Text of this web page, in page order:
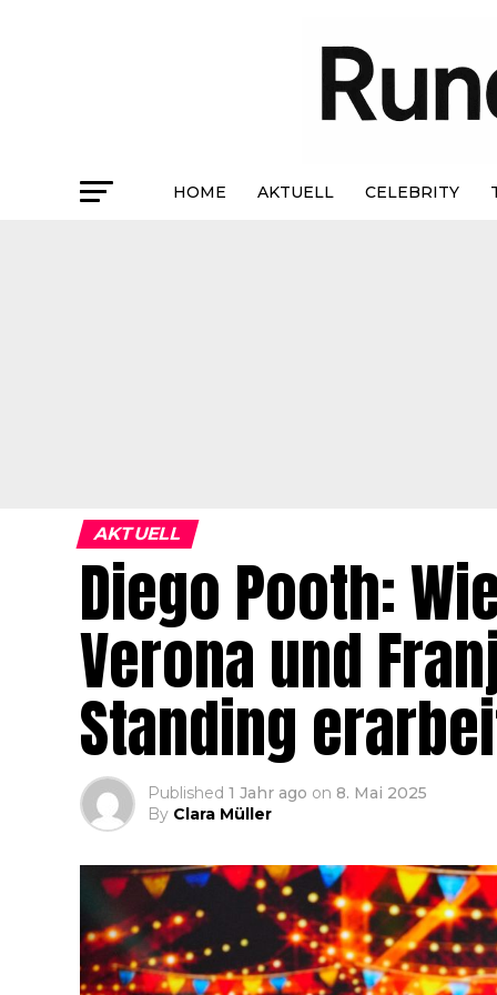
HOME AKTUELL CELEBRITY
AKTUELL
Diego Pooth:
Verona und
Standing
Published 1 Jahr ago on 8. Mai 2025
By Clara Müller